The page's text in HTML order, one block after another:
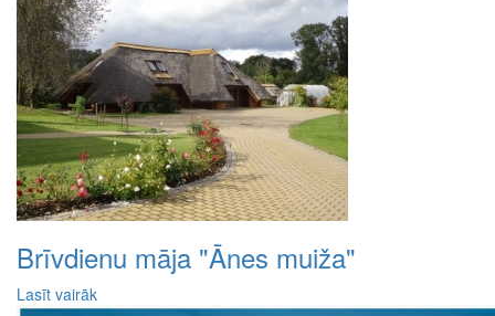
Brīvdienu māja "Ānes muiža"
Lasīt vairāk